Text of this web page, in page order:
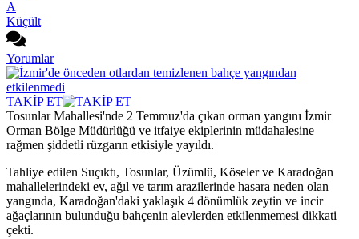
A
Küçült
Yorumlar
TAKİP ET
Tosunlar Mahallesi'nde 2 Temmuz'da çıkan orman yangını İzmir
Orman Bölge Müdürlüğü ve itfaiye ekiplerinin müdahalesine
rağmen şiddetli rüzgarın etkisiyle yayıldı.
Tahliye edilen Suçıktı, Tosunlar, Üzümlü, Köseler ve Karadoğan
mahallelerindeki ev, ağıl ve tarım arazilerinde hasara neden olan
yangında, Karadoğan'daki yaklaşık 4 dönümlük zeytin ve incir
ağaçlarının bulunduğu bahçenin alevlerden etkilenmemesi dikkati
çekti.